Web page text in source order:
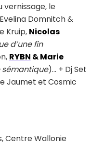
vernissage, le
Domnitch &
Kruip, Nicolas
d’une fin
RYBN & Marie
sémantique)… + Dj Set
Jaumet et Cosmic
Centre Wallonie